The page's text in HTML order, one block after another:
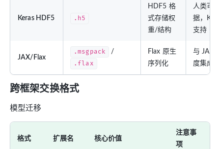
Keras HDF5 .h5
HDF5 格
式存储权
重/结构
人类可
据，
支持
JAX/Flax
.msgpack /
.flax
Flax 原生
序列化
与 JAX
度集成
跨框架交换格式
模型迁移
格式 扩展名 核心价值
注意事
项